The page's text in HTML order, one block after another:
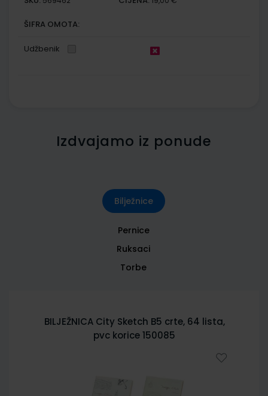
ŠIFRA OMOTA:
Udžbenik
Izdvajamo iz ponude
Bilježnice
Pernice
Ruksaci
Torbe
BILJEŽNICA City Sketch B5 crte, 64 lista,
pvc korice 150085